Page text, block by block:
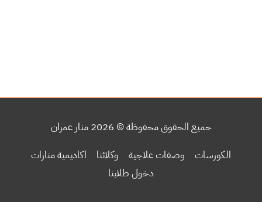
حميع الحقوق محفوظة © 2026
منار عمران
الكورسات
وصفات علاجية وكلائنا
اكاديمية منارات
دخول طلابنا